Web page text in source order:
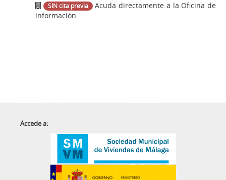
SIN cita previa Acuda directamente a la Oficina de
información.
Accede a: